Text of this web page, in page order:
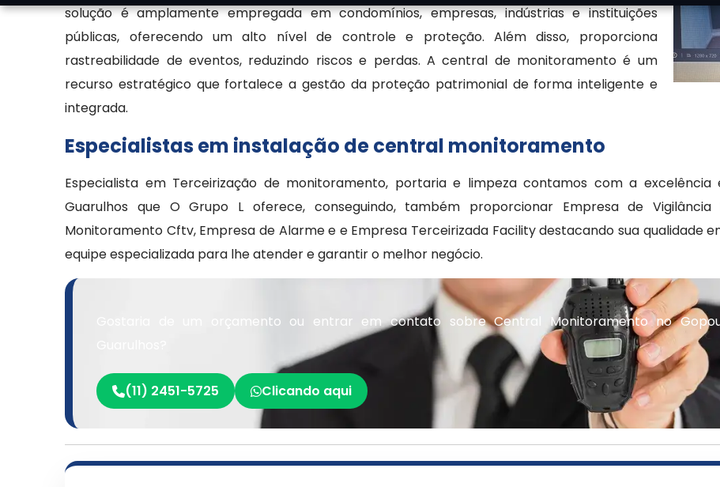
solução é amplamente empregada em condomínios, empresas, indústrias e instituições
públicas, oferecendo um alto nível de controle e proteção. Além disso, proporciona
rastreabilidade de eventos, reduzindo riscos e perdas. A central de monitoramento é um
recurso estratégico que fortalece a gestão da proteção patrimonial de forma inteligente e
integrada.
Especialistas em instalação de central monitoramento
Especialista em Terceirização de monitoramento, portaria e limpeza contamos com a
Guarulhos que O Grupo L oferece, conseguindo, também proporcionar Empresa de
Monitoramento Cftv, Empresa de Alarme e e Empresa Terceirizada Facility destacando sua qualidade
equipe especializada para lhe atender e garantir o melhor negócio.
Gostaria de um orçamento ou entrar em contato sobre Central Monitoramento no
(11) 2451-5725 Clicando aqui